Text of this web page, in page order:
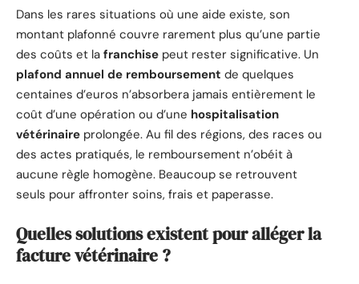
Dans les rares situations où une aide existe, son
montant plafonné couvre rarement plus qu’une partie
des coûts et la franchise peut rester significative. Un
plafond annuel de remboursement de quelques
centaines d’euros n’absorbera jamais entièrement le
coût d’une opération ou d’une hospitalisation
vétérinaire prolongée. Au fil des régions, des races ou
des actes pratiqués, le remboursement n’obéit à
aucune règle homogène. Beaucoup se retrouvent
seuls pour affronter soins, frais et paperasse.
Quelles solutions existent pour alléger la
facture vétérinaire ?